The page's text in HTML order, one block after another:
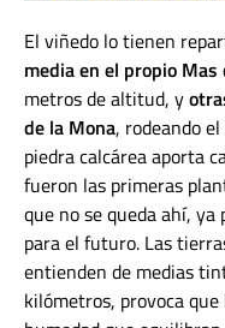
El viñedo lo tienen
media en el propio Mas
metros de altitud, y
de la Mona, rodeando
piedra calcárea aporta
fueron las primeras
que no se queda ahí,
para el futuro. Las
entienden de medias
kilómetros, provoca